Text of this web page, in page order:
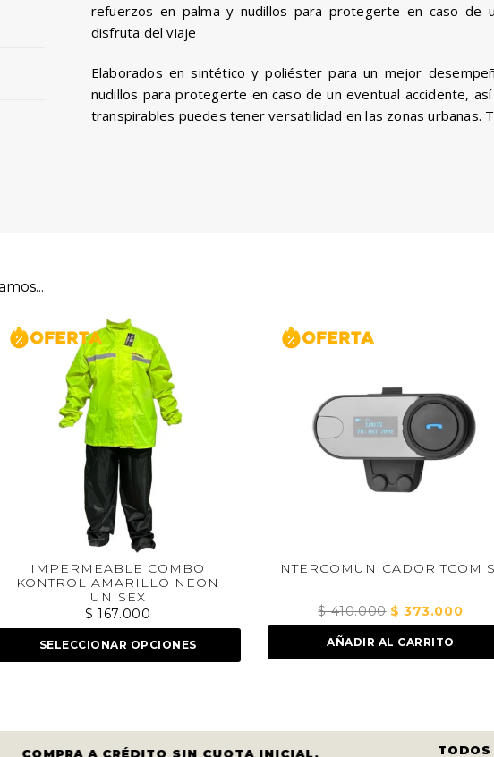
refuerzos en palma y nudillos para protegerte en caso de
disfruta del viaje
Elaborados en sintético y poliéster para un mejor
nudillos para protegerte en caso de un eventual accidente,
transpirables puedes tener versatilidad en las zonas urbanas.
IMPERMEABLE COMBO
AMARILLO NEON
UNISEX
167.000
SELECCIONAR OPCIONES
INTERCOMUNICADOR TCOM SC
410.000El
precio
original
$373.000El
precio
actual
AÑADIR AL CARRITO
COMPRA A CRÉDITO SIN CUOTA INICIAL.